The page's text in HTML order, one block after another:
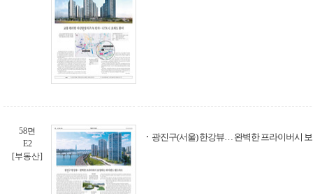
58면
E2
[부동산]
광진구(서울) 한강뷰… 완벽한 프라이버시